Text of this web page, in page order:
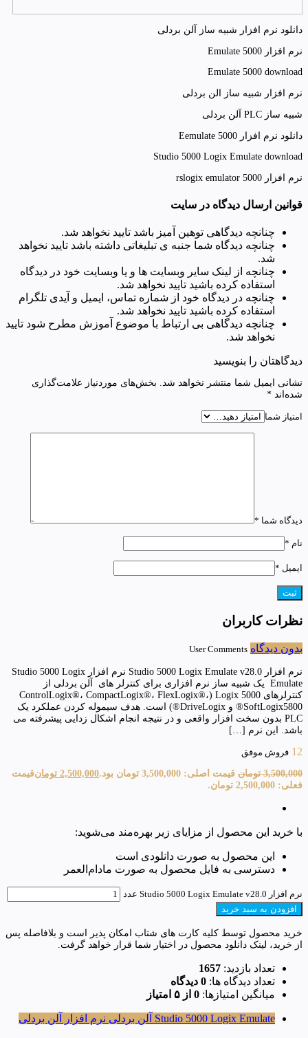
دانلود نرم افزار شبیه ساز آلن بردلی
نرم افزار Emulate 5000
Emulate 5000 download
نرم افزار شبیه ساز الن بردلی
شبیه ساز PLC آلن بردلی
دانلود نرم افزار Eemulate 5000
Studio 5000 Logix Emulate download
نرم افزار rslogix emulator 5000
قوانین ارسال دیدگاه در سایت
چنانچه دیدگاهی توهین آمیز باشد تایید نخواهد شد.
چنانچه دیدگاه شما جنبه ی تبلیغاتی داشته باشد تایید نخواهد
شد.
چنانچه از لینک سایر وبسایت ها و یا وبسایت خود در دیدگاه
استفاده کرده باشید تایید نخواهد شد.
چنانچه در دیدگاه خود از شماره تماس، ایمیل و آیدی تلگرام
استفاده کرده باشید تایید نخواهد شد.
چنانچه دیدگاهی بی ارتباط با موضوع آموزش مطرح شود تایید
نخواهد شد.
دیدگاهتان را بنویسید
نشانی ایمیل شما منتشر نخواهد شد. بخش‌های موردنیاز علامت‌گذاری
شده‌اند *
امتیاز شما
دیدگاه شما *
نام *
ایمیل *
نظرات کاربران
بدون دیدگاه User Comments
نرم افزار Studio 5000 Logix Emulate v28.0 نرم افزار Studio 5000 Logix
Emulate یک شبیه ساز نرم افزاری برای کنترلر های آلن بردلی از
کنترلرهای Logix 5000 (ControlLogix®، CompactLogix®، FlexLogix®،
SoftLogix5800® و DriveLogix®) است. هدف سیموله کردن عملکرد یک
PLC بدون سخت افزار واقعی و در نتیجه انجام اشکال زدایی پیشرفته می
باشد. این نرم […]
12 فروش موفق
3,500,000 تومان قیمت اصلی: 3,500,000 تومان بود. 2,500,000 تومانقیمت
فعلی: 2,500,000 تومان.
با خرید این محصول از مزایای زیر بهره‌مند می‌شوید:
این محصول به صورت دانلودی است
دسترسی به فایل محصول به صورت مادام‌العمر
نرم افزار Studio 5000 Logix Emulate v28.0 عدد
افزودن به سبد خرید
خرید محصول توسط کلیه کارت های شتاب امکان پذیر است و بلافاصله پس
از خرید، لینک دانلود محصول در اختیار شما قرار خواهد گرفت.
تعداد بازدید: 1657
تعداد دیدگاه ها: 0 دیدگاه
میانگین امتیازها: 0 از ۵ امتیاز
Studio 5000 Logix Emulate آلن بردلی نرم افزار آلن بردلی